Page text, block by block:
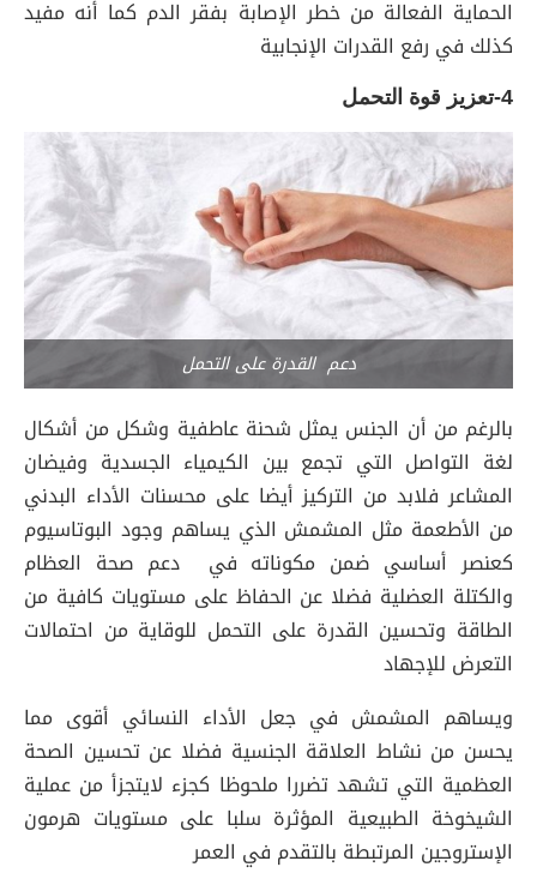
الحماية الفعالة من خطر الإصابة بفقر الدم كما أنه مفيد
كذلك في رفع القدرات الإنجابية
4-تعزيز قوة التحمل
دعم القدرة على التحمل
بالرغم من أن الجنس يمثل شحنة عاطفية وشكل من أشكال
لغة التواصل التي تجمع بين الكيمياء الجسدية وفيضان
المشاعر فلابد من التركيز أيضا على محسنات الأداء البدني
من الأطعمة مثل المشمش الذي يساهم وجود البوتاسيوم
كعنصر أساسي ضمن مكوناته في دعم صحة العظام
والكتلة العضلية فضلا عن الحفاظ على مستويات كافية من
الطاقة وتحسين القدرة على التحمل للوقاية من احتمالات
التعرض للإجهاد
ويساهم المشمش في جعل الأداء النسائي أقوى مما
يحسن من نشاط العلاقة الجنسية فضلا عن تحسين الصحة
العظمية التي تشهد تضررا ملحوظا كجزء لايتجزأ من عملية
الشيخوخة الطبيعية المؤثرة سلبا على مستويات هرمون
الإستروجين المرتبطة بالتقدم في العمر